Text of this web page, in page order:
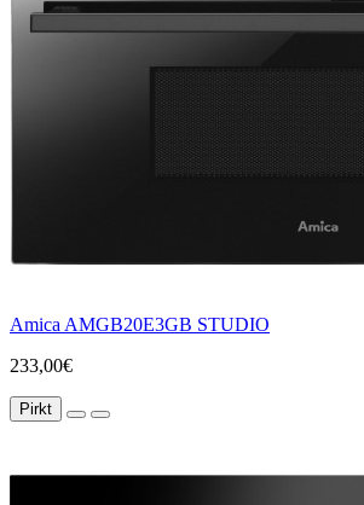
Amica AMGB20E3GB STUDIO
233,00€
Pirkt